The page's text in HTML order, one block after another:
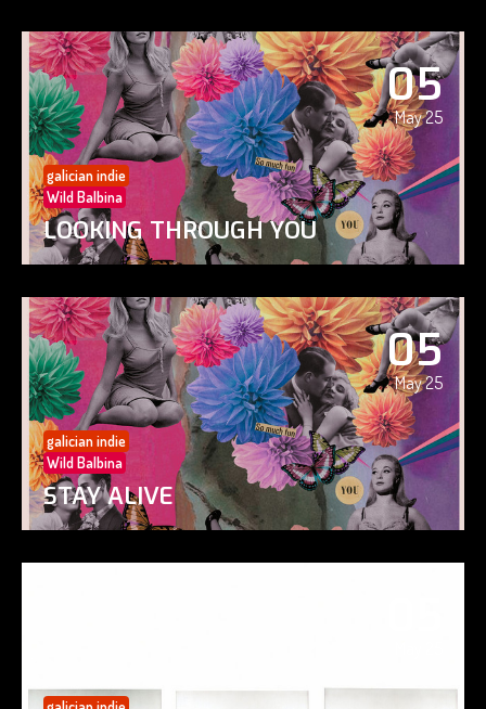
05
May 25
galician indie
Wild Balbina
LOOKING THROUGH YOU
05
May 25
galician indie
Wild Balbina
STAY ALIVE